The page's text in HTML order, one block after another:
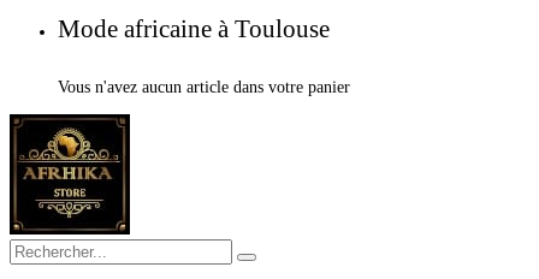
Mode africaine à Toulouse
Vous n'avez aucun article dans votre panier